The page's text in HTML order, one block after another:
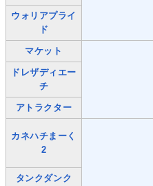
ウォリアプライ
ド
マケット
ドレザディエー
チ
アトラクター
カネハチまーく
2
タンクダンク